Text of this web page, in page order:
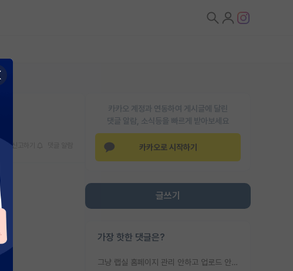
카카오 계정과 연동하여 게시글에 달린
댓글 알람, 소식등을 빠르게 받아보세요
카카오로 시작하기
글쓰기
가장 핫한 댓글은?
그냥 랩실 홈페이지 관리 안하고 업로드 안한거 아님?
신고하기